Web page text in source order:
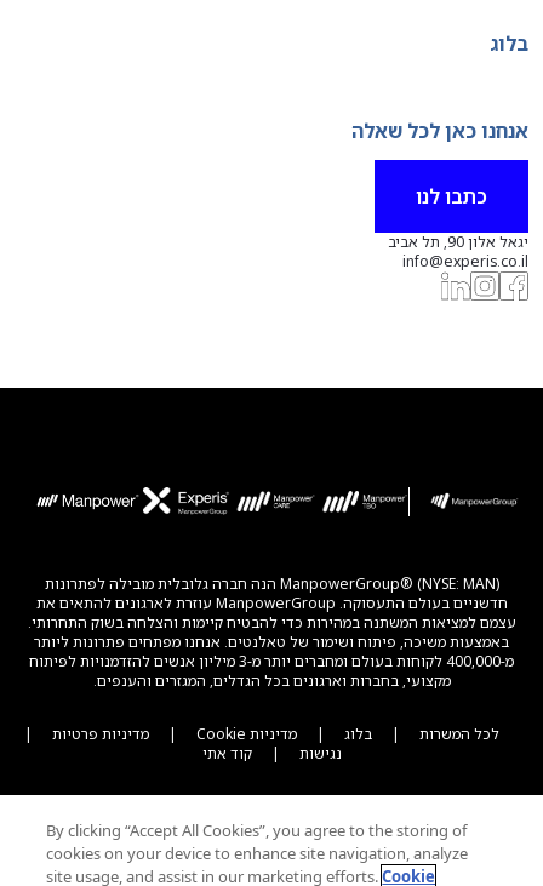
בלוג
אנחנו כאן לכל שאלה
כתבו לנו
יגאל אלון 90, תל אביב
info@experis.co.il
ManpowerGroup® (NYSE: MAN) הנה חברה גלובלית מובילה לפתרונות
חדשניים בעולם התעסוקה. ManpowerGroup עוזרת לארגונים להתאים את
עצמם למציאות המשתנה במהירות כדי להבטיח קיימות והצלחה בשוק התחרותי.
באמצעות משיכה, פיתוח ושימור של טאלנטים. אנחנו מפתחים פתרונות ליותר
מ-400,000 לקוחות בעולם ומחברים יותר מ-3 מיליון אנשים להזדמנויות לפיתוח
מקצועי, בחברות וארגונים בכל הגדלים, המגזרים והענפים.
לכל המשרות | בלוג | מדיניות Cookie | מדיניות פרטיות
|
נגישות
| קוד אתי
By clicking “Accept All Cookies”, you agree to the storing of
cookies on your device to enhance site navigation, analyze
site usage, and assist in our marketing efforts.Cookie